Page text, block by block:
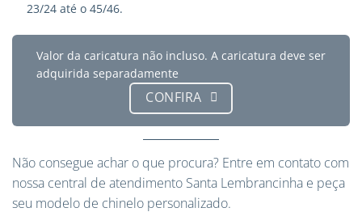
23/24 até o 45/46.
Valor da caricatura não incluso. A caricatura deve ser
adquirida separadamente
CONFIRA
Não consegue achar o que procura? Entre em contato com
nossa central de atendimento Santa Lembrancinha e peça
seu modelo de chinelo personalizado.